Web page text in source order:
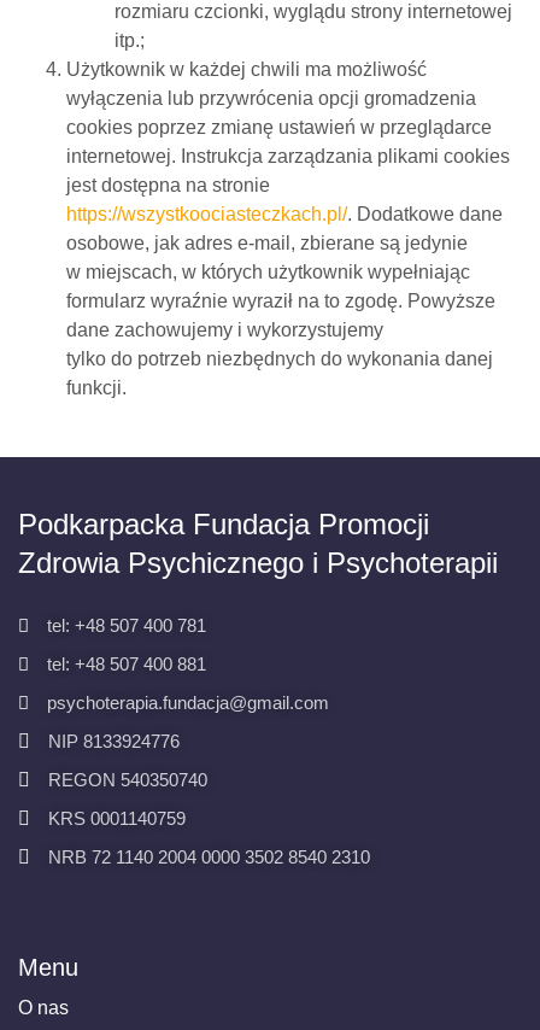
rozmiaru czcionki, wyglądu strony internetowej
itp.;
Użytkownik w każdej chwili ma możliwość
wyłączenia lub przywrócenia opcji gromadzenia
cookies poprzez zmianę ustawień w przeglądarce
internetowej. Instrukcja zarządzania plikami cookies
jest dostępna na stronie
https://wszystkoociasteczkach.pl/. Dodatkowe dane
osobowe, jak adres e-mail, zbierane są jedynie
w miejscach, w których użytkownik wypełniając
formularz wyraźnie wyraził na to zgodę. Powyższe
dane zachowujemy i wykorzystujemy
tylko do potrzeb niezbędnych do wykonania danej
funkcji.
Podkarpacka Fundacja Promocji
Zdrowia Psychicznego i Psychoterapii
tel: +48 507 400 781
tel: +48 507 400 881
psychoterapia.fundacja@gmail.com
NIP 8133924776
REGON 540350740
KRS 0001140759
NRB 72 1140 2004 0000 3502 8540 2310
Menu
O nas